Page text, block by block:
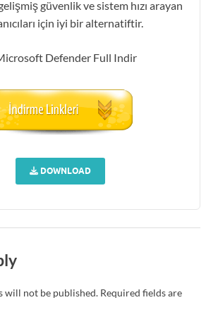
güvenlik ve sistem hızı arayan
için iyi bir alternatiftir.
DOWNLOAD
will not be published. Required fields are